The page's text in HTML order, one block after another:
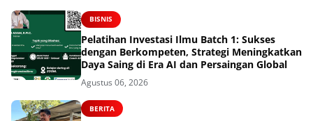
BISNIS
Pelatihan Investasi Ilmu Batch 1: Sukses
dengan Berkompeten, Strategi Meningkatkan
Daya Saing di Era AI dan Persaingan Global
Agustus 06, 2026
BERITA